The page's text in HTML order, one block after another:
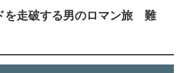
を走破する男のロマン旅 難